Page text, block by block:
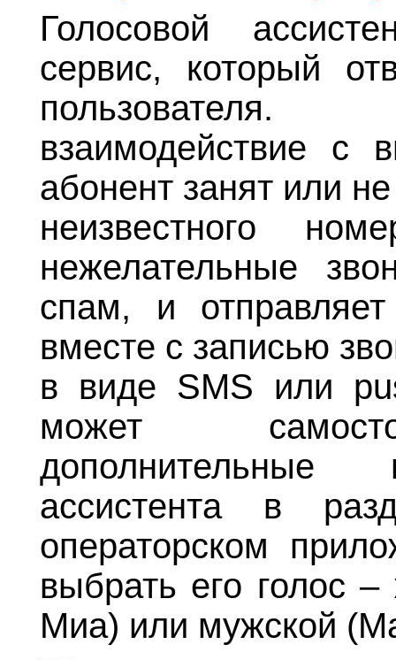
Голосовой
сервис, который
взаимодействие с
абонент занят или
неизвестного
нежелательные
спам, и
вместе с записью
в виде SMS или
может
дополнительные
ассистента в
операторском
выбрать его голос
Миа) или мужской